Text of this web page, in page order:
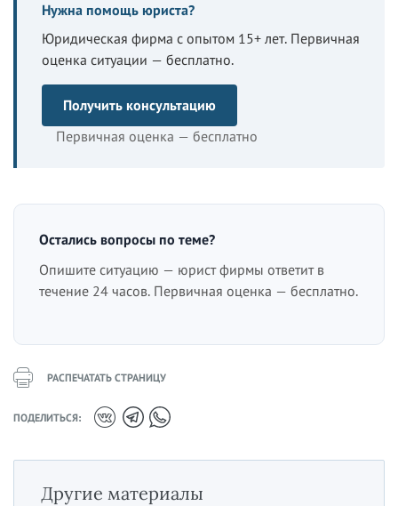
Нужна помощь юриста?
Юридическая фирма с опытом 15+ лет. Первичная
оценка ситуации — бесплатно.
Получить консультацию
Первичная оценка — бесплатно
Остались вопросы по теме?
Опишите ситуацию — юрист фирмы ответит в
течение 24 часов. Первичная оценка — бесплатно.
РАСПЕЧАТАТЬ СТРАНИЦУ
ПОДЕЛИТЬСЯ:
Другие материалы